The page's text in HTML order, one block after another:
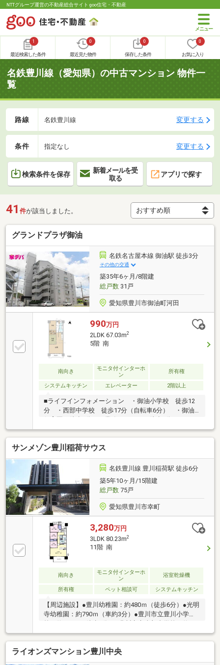
NTTグループ運営の不動産総合サイト goo住宅・不動産
1
最近検索した条件
0
最近見た物件
0
保存した条件
0
お気に入り
名鉄豊川線（愛知県）の中古マンション 物件一
覧
路線 名鉄豊川線 変更する
条件 指定なし 変更する
検索条件を保存
新着メールを受
取る
アプリで探す
41 件が該当しました。
グランドプラザ御油
名鉄名古屋本線 御油駅 徒歩3分
その他の交通
築35年6ヶ月/8階建
総戸数31戸
愛知県豊川市御油町河田
990万円
2LDK 67.03m2
5階 南
南向き
モニタ付インターホ
ン
所有権
システムキッチン エレベーター 2階以上
■ライフインフォメーション ・御油小学校 徒歩12
分 ・西部中学校 徒歩17分（自転車6分） ・御油
保育園 徒歩7分 ・業務スーパー 徒歩4分 ・ロー
ソン 徒歩2分 ・スギ薬局 徒歩6分 ・御油郵便
局 徒歩4分 ・豊川信用金庫 徒歩1分 ・ふくとみ
クリニック 徒歩10分 ・下河原公園 徒歩11分□■お
うち探しは 家デパ へ■□――――――・・・ 住宅ローン
や住み替えなど、不動産のことなら何でもご相談くだ
さい。 土日、平日夜のお仕事終わりでもご案内可能
です。 キッズスペースもご用意しております。ぜひ
ご家族揃ってご来店ください
♪―――――――――――――――――――――――
サンメゾン豊川稲荷サウス
名鉄豊川線 豊川稲荷駅 徒歩6分
築5年10ヶ月/15階建
総戸数75戸
愛知県豊川市幸町
3,280万円
3LDK 80.23m2
11階 南
南向き
モニタ付インターホ
ン
浴室乾燥機
所有権 ペット相談可 システムキッチン
【周辺施設】●豊川幼稚園：約480ｍ（徒歩6分）●光明
寺幼稚園：約790ｍ（車約3分）●豊川市立豊川小学
校：約120ｍ（徒歩2分）●豊川市立東部中学校：約940
ｍ（徒歩12分）●ピアゴ豊川店：約610ｍ（徒歩8分）●
ミニストップ豊川稲荷店：約420ｍ（徒歩6分）●ウエ
ルシア豊川駅東口店：約950ｍ（車約3分）●豊川信用
金庫いなり支店：約300ｍ（徒歩4分）●豊川駅前郵便
ライオンズマンション豊川中央